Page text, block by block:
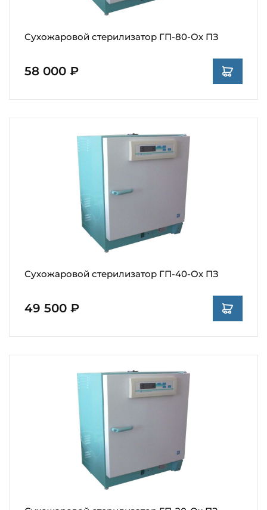
Сухожаровой стерилизатор ГП-80-Ох ПЗ
58 000 ₽
Сухожаровой стерилизатор ГП-40-Ох ПЗ
49 500 ₽